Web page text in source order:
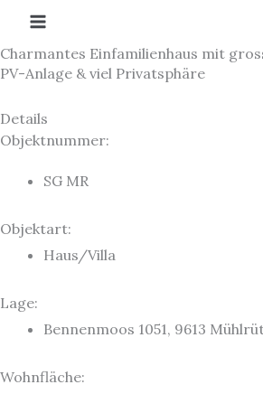
springen
Charmantes Einfamilienhaus mit
PV-Anlage & viel Privatsphäre
Details
Objektnummer:
SG MR
Objektart:
Haus/Villa
Lage:
Bennenmoos 1051, 9613
Wohnfläche: